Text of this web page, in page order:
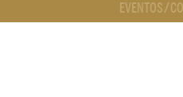
EVENTOS/